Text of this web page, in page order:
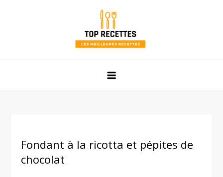
Fondant à la ricotta et pépites de
chocolat